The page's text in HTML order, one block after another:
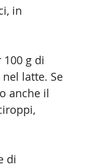
in
g di
latte. Se
anche il
di